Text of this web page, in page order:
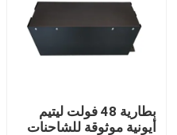
معلومات عنا
بطارية 48 فولت ليتيم
أيونية موثوقة للشاحنات